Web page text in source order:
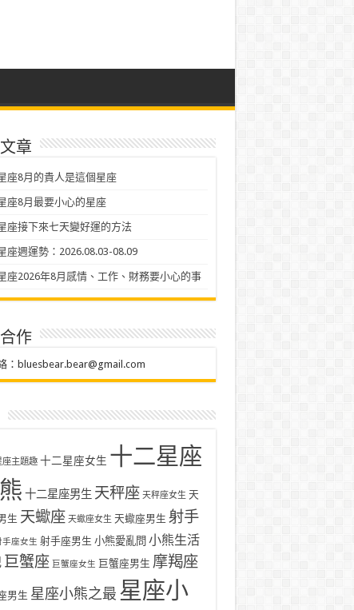
章
座8月的貴人是這個星座
座8月最要小心的星座
座接下來七天變好運的方法
座週運勢：2026.08.03-08.09
座2026年8月感情、工作、財務要小心的事
作
： bluesbear.bear@gmail.com
座主題趣 十二星座女生 十二星座
十二星座男生 天秤座 天秤座女生 天
生 天蠍座 天蠍座女生 天蠍座男生 射手
手座女生 射手座男生 小熊愛亂問 小熊生活
巨蟹座 巨蟹座女生 巨蟹座男生 摩羯座
男生 星座小熊之最 星座小